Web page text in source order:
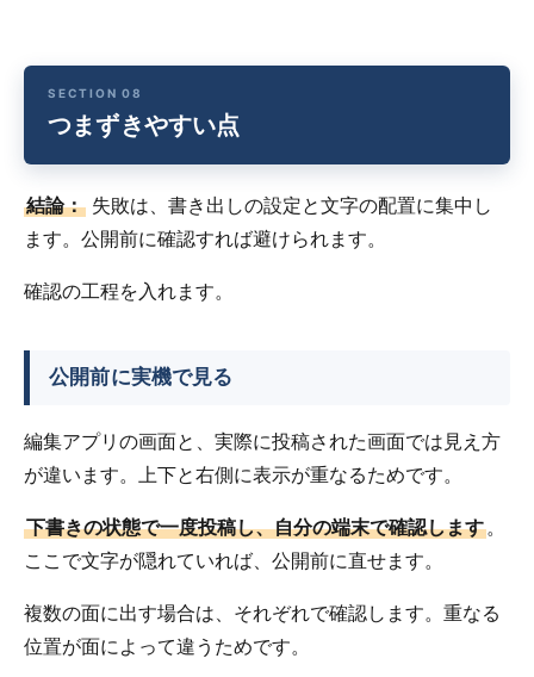
つまずきやすい点
結論： 失敗は、書き出しの設定と文字の配置に集中し
ます。公開前に確認すれば避けられます。
確認の工程を入れます。
公開前に実機で見る
編集アプリの画面と、実際に投稿された画面では見え方
が違います。上下と右側に表示が重なるためです。
下書きの状態で一度投稿し、自分の端末で確認します。
ここで文字が隠れていれば、公開前に直せます。
複数の面に出す場合は、それぞれで確認します。重なる
位置が面によって違うためです。